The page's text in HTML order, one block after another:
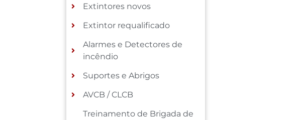
Extintores novos
Extintor requalificado
Alarmes e Detectores de
incêndio
Suportes e Abrigos
AVCB / CLCB
Treinamento de Brigada de